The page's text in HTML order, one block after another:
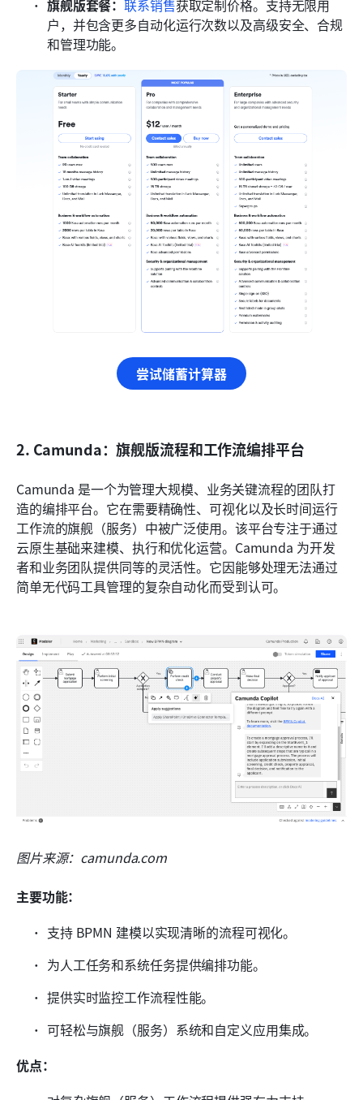
旗舰版套餐：联系销售获取定制价格。支持无限用
户，并包含更多自动化运行次数以及高级安全、合规
和管理功能。
尝试储蓄计算器
2. Camunda：旗舰版流程和工作流编排平台
Camunda 是一个为管理大规模、业务关键流程的团队打
造的编排平台。它在需要精确性、可视化以及长时间运行
工作流的旗舰（服务）中被广泛使用。该平台专注于通过
云原生基础来建模、执行和优化运营。Camunda 为开发
者和业务团队提供同等的灵活性。它因能够处理无法通过
简单无代码工具管理的复杂自动化而受到认可。
图片来源：camunda.com
主要功能：
支持 BPMN 建模以实现清晰的流程可视化。
为人工任务和系统任务提供编排功能。
提供实时监控工作流程性能。
可轻松与旗舰（服务）系统和自定义应用集成。
优点：